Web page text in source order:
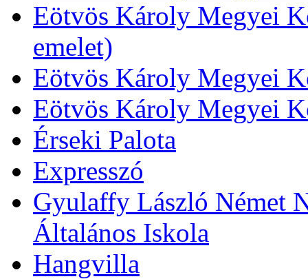
Eötvös Károly Megyei
emelet)
Eötvös Károly Megyei
Eötvös Károly Megyei
Érseki Palota
Expresszó
Gyulaffy László Német
Általános Iskola
Hangvilla